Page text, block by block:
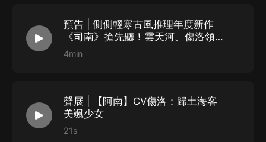
朝夕……
作者簡介：
愛讀書，不求甚解；愛養花，手下植物冤魂無數；
愛研究地圖，常對著古代城市地圖縱情想象當時風貌。
時空廣袤，人生無限，獨自在自己的路上且行且緩。
預告 | 側側輕寒古風推理年度新作
《司南》搶先聽！雲天河、傷洛領銜
演播，即刻搶先訂閱！
4min
聲展 | 【阿南】CV傷洛：歸土海客
美颯少女
21s